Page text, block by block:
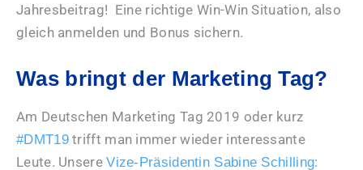
Jahresbeitrag! Eine richtige Win-Win Situation, also
gleich anmelden und Bonus sichern.
Was bringt der Marketing Tag?
Am Deutschen Marketing Tag 2019 oder kurz
#DMT19trifft man immer wieder interessante
Leute. UnsereVize-Präsidentin Sabine Schilling: